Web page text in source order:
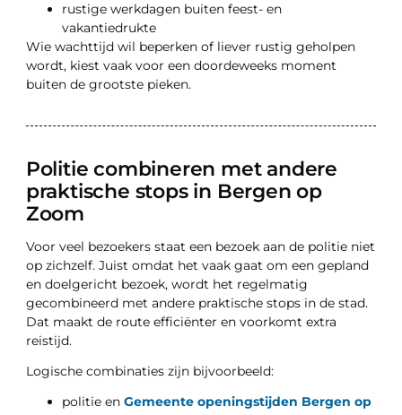
rustige werkdagen buiten feest- en
vakantiedrukte
Wie wachttijd wil beperken of liever rustig geholpen
wordt, kiest vaak voor een doordeweeks moment
buiten de grootste pieken.
Politie combineren met andere
praktische stops in Bergen op
Zoom
Voor veel bezoekers staat een bezoek aan de politie niet
op zichzelf. Juist omdat het vaak gaat om een gepland
en doelgericht bezoek, wordt het regelmatig
gecombineerd met andere praktische stops in de stad.
Dat maakt de route efficiënter en voorkomt extra
reistijd.
Logische combinaties zijn bijvoorbeeld:
politie en Gemeente openingstijden Bergen op